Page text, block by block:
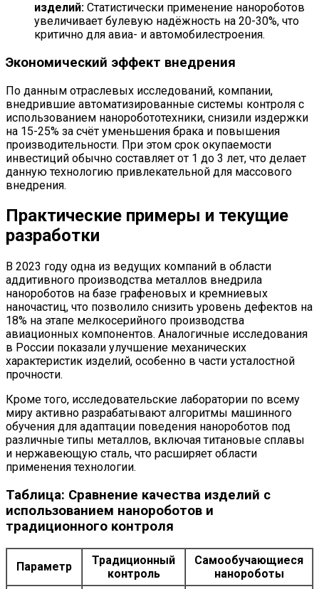
изделий: Статистически применение нанороботов
увеличивает булевую надёжность на 20-30%, что
критично для авиа- и автомобилестроения.
Экономический эффект внедрения
По данным отраслевых исследований, компании,
внедрившие автоматизированные системы контроля с
использованием наноробототехники, снизили издержки
на 15-25% за счёт уменьшения брака и повышения
производительности. При этом срок окупаемости
инвестиций обычно составляет от 1 до 3 лет, что делает
данную технологию привлекательной для массового
внедрения.
Практические примеры и текущие
разработки
В 2023 году одна из ведущих компаний в области
аддитивного производства металлов внедрила
нанороботов на базе графеновых и кремниевых
наночастиц, что позволило снизить уровень дефектов на
18% на этапе мелкосерийного производства
авиационных компонентов. Аналогичные исследования
в России показали улучшение механических
характеристик изделий, особенно в части усталостной
прочности.
Кроме того, исследовательские лаборатории по всему
миру активно разрабатывают алгоритмы машинного
обучения для адаптации поведения нанороботов под
различные типы металлов, включая титановые сплавы
и нержавеющую сталь, что расширяет области
применения технологии.
Таблица: Сравнение качества изделий с
использованием нанороботов и
традиционного контроля
Параметр
Традиционный
контроль
Самообучающиеся
нанороботы